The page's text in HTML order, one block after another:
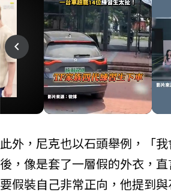
navigate_before play_arrow
此外，尼克也以石頭舉例，「
後，像是套了一層假的外衣，
要假裝自己非常正向，他提到